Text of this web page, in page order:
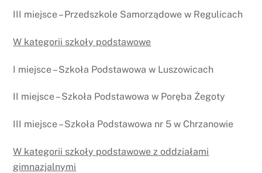
III miejsce – Przedszkole Samorządowe w Regulicach
W kategorii szkoły podstawowe
I miejsce – Szkoła Podstawowa w Luszowicach
II miejsce – Szkoła Podstawowa w Poręba Żegoty
III miejsce – Szkoła Podstawowa nr 5 w Chrzanowie
W kategorii szkoły podstawowe z oddziałami
gimnazjalnymi